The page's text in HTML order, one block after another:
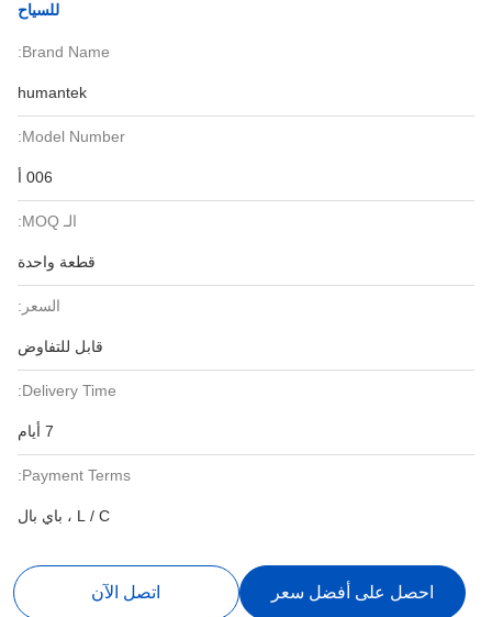
للسياح
Brand Name:
humantek
Model Number:
006 أ
الـ MOQ:
قطعة واحدة
السعر:
قابل للتفاوض
Delivery Time:
7 أيام
Payment Terms:
L / C ، باي بال
احصل على أفضل سعر اتصل الآن